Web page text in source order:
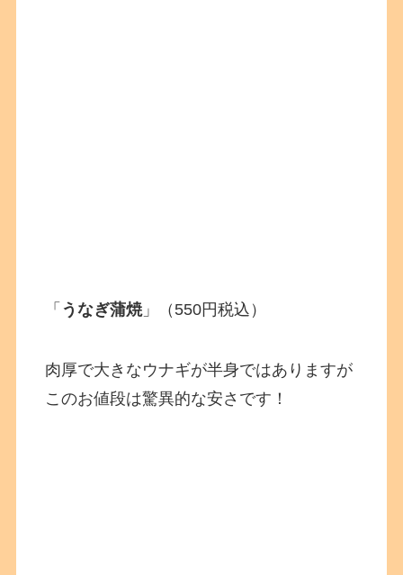
「 うなぎ蒲焼 」（550円税込）
肉厚で大きなウナギが半身ではありますが
このお値段は驚異的な安さです！